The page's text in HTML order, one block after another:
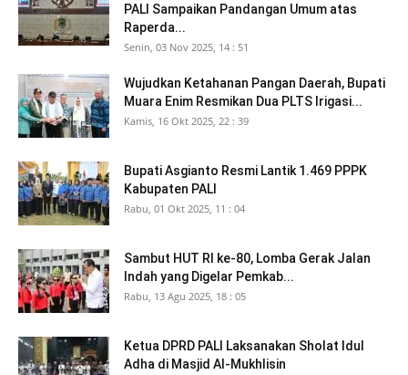
PALI Sampaikan Pandangan Umum atas
Raperda...
Senin, 03 Nov 2025, 14 : 51
Wujudkan Ketahanan Pangan Daerah, Bupati
Muara Enim Resmikan Dua PLTS Irigasi...
Kamis, 16 Okt 2025, 22 : 39
Bupati Asgianto Resmi Lantik 1.469 PPPK
Kabupaten PALI
Rabu, 01 Okt 2025, 11 : 04
Sambut HUT RI ke-80, Lomba Gerak Jalan
Indah yang Digelar Pemkab...
Rabu, 13 Agu 2025, 18 : 05
Ketua DPRD PALI Laksanakan Sholat Idul
Adha di Masjid Al-Mukhlisin